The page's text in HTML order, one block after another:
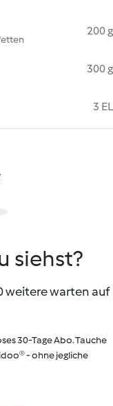
200 g
300 g
3 EL
siehst?
weitere warten auf
30-Tage Abo. Tauche
- ohne jegliche